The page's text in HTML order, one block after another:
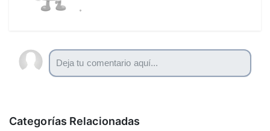
Categorías Relacionadas